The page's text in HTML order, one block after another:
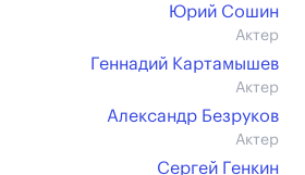
Юрий Сошин
Актер
Геннадий Картамышев
Актер
Александр Безруков
Актер
Сергей Генкин